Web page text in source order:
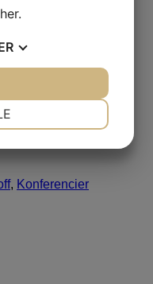
, Konferencier
her.